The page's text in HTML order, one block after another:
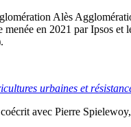
Alès
en 2021 par Ipsos
urbaines et
avec Pierre Spielewoy,